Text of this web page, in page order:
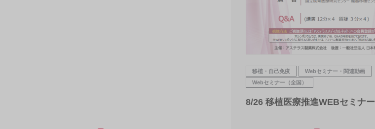
移植・自己免疫
Webセミナー・関連動画
Webセミナー（全国）
8/26 移植医療推進WEBセミナー